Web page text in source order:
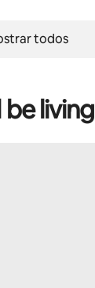
todos
be living